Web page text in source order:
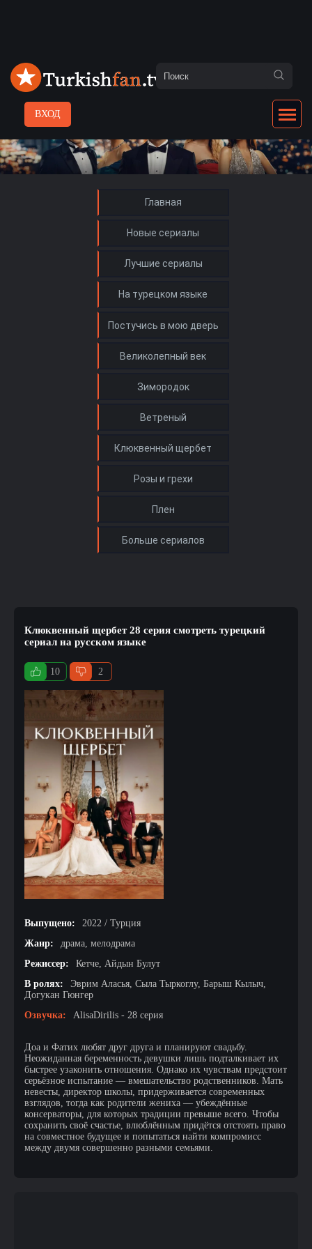
ВХОД
Главная
Новые сериалы
Лучшие сериалы
На турецком языке
Клюквенный щербет 28 серия смотреть турецкий
сериал на русском языке
10 2
Выпущено:
2022 / Турция
Жанр:
драма, мелодрама
Режиссер:
Кетче, Айдын Булут
В ролях:
Эврим Аласья, Сыла Тыркоглу, Барыш Кылыч,
Догукан Гюнгер
Озвучка:
AlisaDirilis - 28 серия
Доа и Фатих любят друг друга и планируют свадьбу.
Неожиданная беременность девушки лишь подталкивает их
быстрее узаконить отношения. Однако их чувствам предстоит
серьёзное испытание — вмешательство родственников. Мать
невесты, директор школы, придерживается современных
взглядов, тогда как родители жениха — убеждённые
консерваторы, для которых традиции превыше всего. Чтобы
сохранить своё счастье, влюблённым придётся отстоять право
на совместное будущее и попытаться найти компромисс
между двумя совершенно разными семьями.